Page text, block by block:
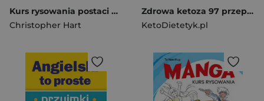
Kurs rysowania postaci wyd. 2025
Christopher Hart
Zdrowa ketoza 97 przepisów
KetoDietetyk.pl